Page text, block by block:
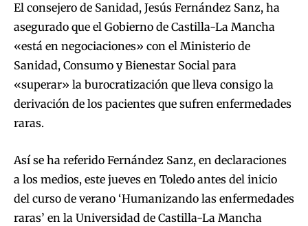
El consejero de Sanidad, Jesús Fernández Sanz, ha
asegurado que el Gobierno de Castilla-La Mancha
«está en negociaciones» con el Ministerio de
Sanidad, Consumo y Bienestar Social para
«superar» la burocratización que lleva consigo la
derivación de los pacientes que sufren enfermedades
raras.
Así se ha referido Fernández Sanz, en declaraciones
a los medios, este jueves en Toledo antes del inicio
del curso de verano ‘Humanizando las enfermedades
raras’ en la Universidad de Castilla-La Mancha